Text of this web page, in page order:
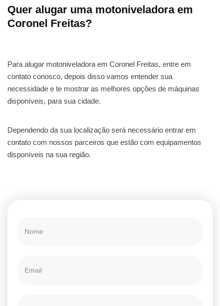
Quer alugar uma motoniveladora em
Coronel Freitas?
Para alugar motoniveladora em Coronel Freitas, entre em
contato conosco, depois disso vamos entender sua
necessidade e te mostrar as melhores opções de máquinas
disponíveis, para sua cidade.
Dependendo da sua localização será necessário entrar em
contato com nossos parceiros que estão com equipamentos
disponíveis na sua região.